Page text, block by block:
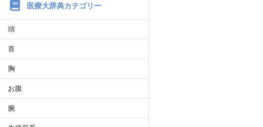
医療大辞典カテゴリー
頭
首
胸
お腹
腕